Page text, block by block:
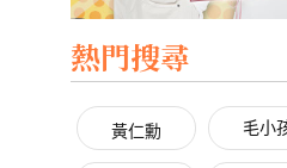
熱門搜尋
黃仁勳 毛小